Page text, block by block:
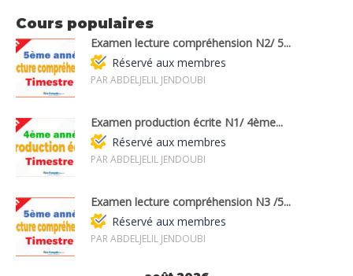
Cours populaires
Examen lecture compréhension N2/ 5...
Réservé aux membres
PAR ABDELJELIL JENDOUBI
Examen production écrite N1/ 4ème...
Réservé aux membres
PAR ABDELJELIL JENDOUBI
Examen lecture compréhension N3 /5...
Réservé aux membres
PAR ABDELJELIL JENDOUBI